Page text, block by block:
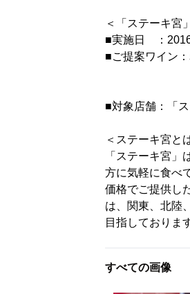
＜「ステーキ宮
■実施日 ：
■ご提案ワイン
サーロイン
＜ボトル
■対象店舗：「
＜ステーキ宮と
「ステーキ宮
方に気軽に食べ
価格でご提供し
は、関東、北陸
目指しておりま
すべての画像